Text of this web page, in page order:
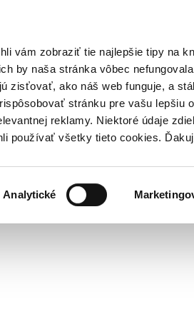
vám zobraziť tie najlepšie tipy na
by naša stránka vôbec
zisťovať, ako náš web funguje, a
stránku pre vašu lepšiu
reklamy. Niektoré údaje
používať všetky tieto cookies.
Analytické